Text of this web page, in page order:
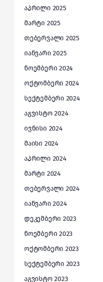
აპრილი 2025
მარტი 2025
თებერვალი 2025
იანვარი 2025
ნოემბერი 2024
ოქტომბერი 2024
სექტემბერი 2024
აგვისტო 2024
ივნისი 2024
მაისი 2024
აპრილი 2024
მარტი 2024
თებერვალი 2024
იანვარი 2024
დეკემბერი 2023
ნოემბერი 2023
ოქტომბერი 2023
სექტემბერი 2023
აგვისტო 2023